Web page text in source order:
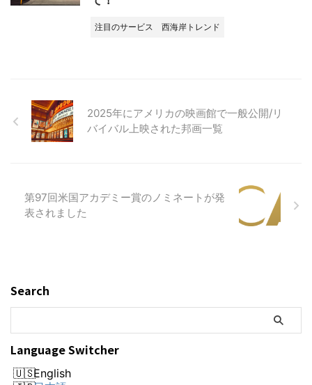
注目のサービス 西海岸トレンド
2025年にアメリカの映画館で一般公開/リ
バイバル上映された邦画一覧
第97回米国アカデミー賞のノミネートが発
表されました
Search
Language Switcher
English